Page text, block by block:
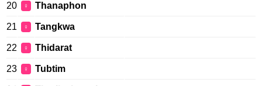
20 ♀ Thanaphon
21 ♀ Tangkwa
22 ♀ Thidarat
23 ♀ Tubtim